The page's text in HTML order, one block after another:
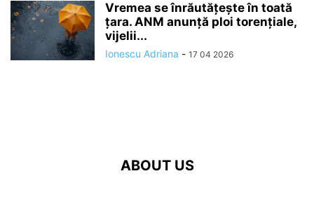
Vremea se înrăutăţeşte în toată
ţara. ANM anunță ploi torențiale,
vijelii...
Ionescu Adriana - 17 04 2026
ABOUT US